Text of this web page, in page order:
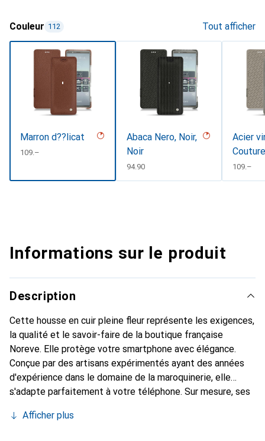
Couleur 112 Tout afficher
Marron d??licat
CHF
109.–
Abaca Nero, Noir,
Noir
CHF
94.90
Acier
CHF
109.–
Informations sur le produit
Description
Cette housse en cuir pleine fleur représente les exigences,
la qualité et le savoir-faire de la boutique française
Noreve. Elle protège votre smartphone avec élégance.
Conçue par des artisans expérimentés ayant des années
d'expérience dans le domaine de la maroquinerie, elle
s'adapte parfaitement à votre téléphone. Sur mesure, ses
peau. Elle devient un accessoire chic et indispensable pour
Afficher plus